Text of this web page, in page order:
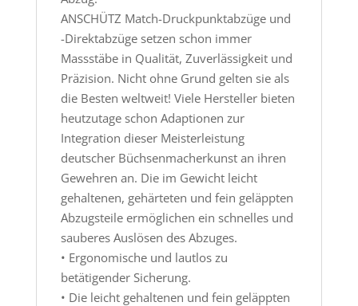
ANSCHÜTZ Match-Druckpunktabzüge und
-Direktabzüge setzen schon immer
Massstäbe in Qualität, Zuverlässigkeit und
Präzision. Nicht ohne Grund gelten sie als
die Besten weltweit! Viele Hersteller bieten
heutzutage schon Adaptionen zur
Integration dieser Meisterleistung
deutscher Büchsenmacherkunst an ihren
Gewehren an. Die im Gewicht leicht
gehaltenen, gehärteten und fein geläppten
Abzugsteile ermöglichen ein schnelles und
sauberes Auslösen des Abzuges.
• Ergonomische und lautlos zu
betätigender Sicherung.
• Die leicht gehaltenen und fein geläppten